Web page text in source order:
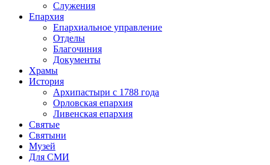
Служения
Епархия
Епархиальное управление
Отделы
Благочиния
Документы
Храмы
История
Архипастыри с 1788 года
Орловская епархия
Ливенская епархия
Святые
Святыни
Музей
Для СМИ